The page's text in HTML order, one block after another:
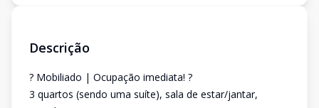
Descrição
? Mobiliado | Ocupação imediata! ?
3 quartos (sendo uma suíte), sala de estar/jantar,